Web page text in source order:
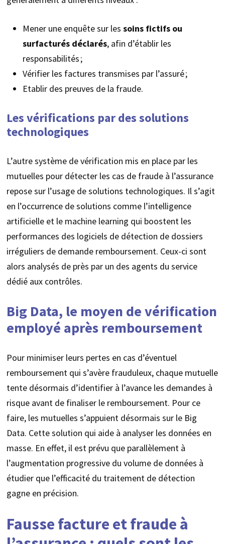
Mener une enquête sur les soins fictifs ou
surfacturés déclarés, afin d’établir les
responsabilités ;
Vérifier les factures transmises par l’assuré ;
Etablir des preuves de la fraude.
Les vérifications par des solutions
technologiques
L’autre système de vérification mis en place par les
mutuelles pour détecter les cas de fraude à l’assurance
repose sur l’usage de solutions technologiques. Il s’agit
en l’occurrence de solutions comme l’intelligence
artificielle et le machine learning qui boostent les
performances des logiciels de détection de dossiers
irréguliers de demande remboursement. Ceux-ci sont
alors analysés de près par un des agents du service
dédié aux contrôles.
Big Data, le moyen de vérification
employé après remboursement
Pour minimiser leurs pertes en cas d’éventuel
remboursement qui s’avère frauduleux, chaque mutuelle
tente désormais d’identifier à l’avance les demandes à
risque avant de finaliser le remboursement. Pour ce
faire, les mutuelles s’appuient désormais sur le Big
Data. Cette solution qui aide à analyser les données en
masse. En effet, il est prévu que parallèlement à
l’augmentation progressive du volume de données à
étudier que l’efficacité du traitement de détection
gagne en précision.
Fausse facture et fraude à